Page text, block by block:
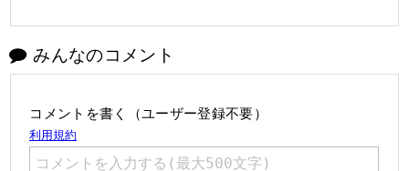
みんなのコメント
コメントを書く（ユーザー登録不要）